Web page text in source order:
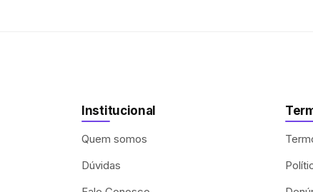
Institucional
Quem somos
Dúvidas